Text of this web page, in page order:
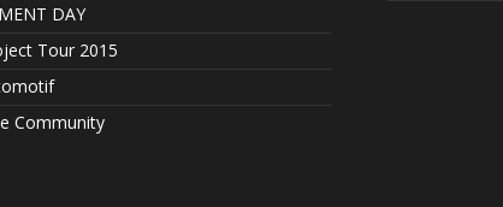
DAY
Tour 2015
Community